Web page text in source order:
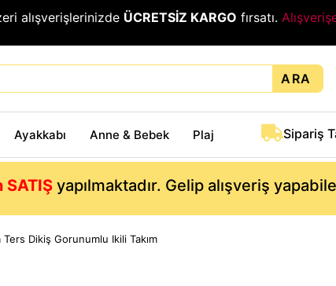
alışverişlerinizde ÜCRETSİZ KARGO fırsatı.
ARA
Ayakkabı Anne & Bebek Plaj Sipariş
SATIŞyapılmaktadır. Gelip alışveriş
Dikiş Gorunumlu Ikili Takım